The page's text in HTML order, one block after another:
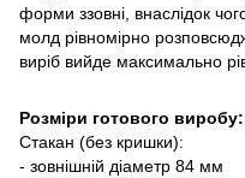
форми ззовні, внаслідок
молд рівномірно
виріб вийде максимально
Розміри готового виробу:
Стакан (без кришки):
- зовнішній діаметр 84 мм